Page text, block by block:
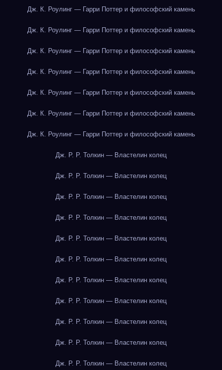
Дж. К. Роулинг — Гарри Поттер и философский камень
Дж. К. Роулинг — Гарри Поттер и философский камень
Дж. К. Роулинг — Гарри Поттер и философский камень
Дж. К. Роулинг — Гарри Поттер и философский камень
Дж. К. Роулинг — Гарри Поттер и философский камень
Дж. К. Роулинг — Гарри Поттер и философский камень
Дж. К. Роулинг — Гарри Поттер и философский камень
Дж. Р. Р. Толкин — Властелин колец
Дж. Р. Р. Толкин — Властелин колец
Дж. Р. Р. Толкин — Властелин колец
Дж. Р. Р. Толкин — Властелин колец
Дж. Р. Р. Толкин — Властелин колец
Дж. Р. Р. Толкин — Властелин колец
Дж. Р. Р. Толкин — Властелин колец
Дж. Р. Р. Толкин — Властелин колец
Дж. Р. Р. Толкин — Властелин колец
Дж. Р. Р. Толкин — Властелин колец
Дж. Р. Р. Толкин — Властелин колец